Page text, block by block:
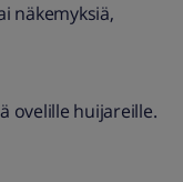
näkemyksiä,
ovelille huijareille.